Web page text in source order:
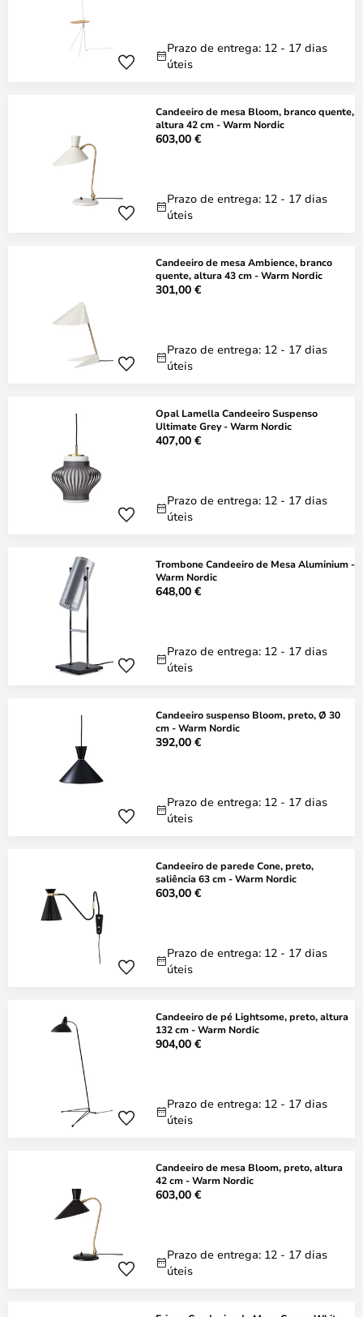
Prazo de entrega: 12 - 17 dias
úteis
Candeeiro de mesa Bloom, branco quente,
altura 42 cm - Warm Nordic
603,00 €
Prazo de entrega: 12 - 17 dias
úteis
Candeeiro de mesa Ambience, branco
quente, altura 43 cm - Warm Nordic
301,00 €
Prazo de entrega: 12 - 17 dias
úteis
Opal Lamella Candeeiro Suspenso
Ultimate Grey - Warm Nordic
407,00 €
Prazo de entrega: 12 - 17 dias
úteis
Trombone Candeeiro de Mesa Aluminium -
Warm Nordic
648,00 €
Prazo de entrega: 12 - 17 dias
úteis
Candeeiro suspenso Bloom, preto, Ø 30
cm - Warm Nordic
392,00 €
Prazo de entrega: 12 - 17 dias
úteis
Candeeiro de parede Cone, preto,
saliência 63 cm - Warm Nordic
603,00 €
Prazo de entrega: 12 - 17 dias
úteis
Candeeiro de pé Lightsome, preto, altura
132 cm - Warm Nordic
904,00 €
Prazo de entrega: 12 - 17 dias
úteis
Candeeiro de mesa Bloom, preto, altura
42 cm - Warm Nordic
603,00 €
Prazo de entrega: 12 - 17 dias
úteis